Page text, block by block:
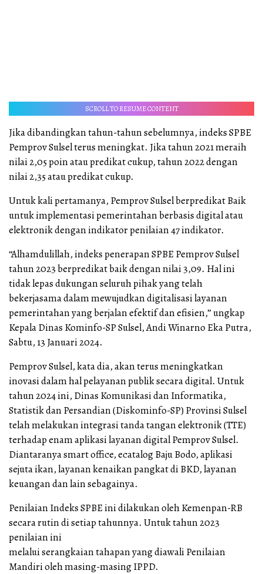
SCROLL TO RESUME CONTENT
Jika dibandingkan tahun-tahun sebelumnya, indeks SPBE
Pemprov Sulsel terus meningkat. Jika tahun 2021 meraih
nilai 2,05 poin atau predikat cukup, tahun 2022 dengan
nilai 2,35 atau predikat cukup.
Untuk kali pertamanya, Pemprov Sulsel berpredikat Baik
untuk implementasi pemerintahan berbasis digital atau
elektronik dengan indikator penilaian 47 indikator.
“Alhamdulillah, indeks penerapan SPBE Pemprov Sulsel
tahun 2023 berpredikat baik dengan nilai 3,09. Hal ini
tidak lepas dukungan seluruh pihak yang telah
bekerjasama dalam mewujudkan digitalisasi layanan
pemerintahan yang berjalan efektif dan efisien,” ungkap
Kepala Dinas Kominfo-SP Sulsel, Andi Winarno Eka Putra,
Sabtu, 13 Januari 2024.
Pemprov Sulsel, kata dia, akan terus meningkatkan
inovasi dalam hal pelayanan publik secara digital. Untuk
tahun 2024 ini, Dinas Komunikasi dan Informatika,
Statistik dan Persandian (Diskominfo-SP) Provinsi Sulsel
telah melakukan integrasi tanda tangan elektronik (TTE)
terhadap enam aplikasi layanan digital Pemprov Sulsel.
Diantaranya smart office, ecatalog Baju Bodo, aplikasi
sejuta ikan, layanan kenaikan pangkat di BKD, layanan
keuangan dan lain sebagainya.
Penilaian Indeks SPBE ini dilakukan oleh Kemenpan-RB
secara rutin di setiap tahunnya. Untuk tahun 2023
penilaian ini
melalui serangkaian tahapan yang diawali Penilaian
Mandiri oleh masing-masing IPPD.